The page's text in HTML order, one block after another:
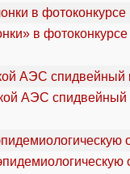
в фотоконкурсе
АЭС спидвейный